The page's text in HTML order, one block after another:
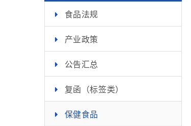
食品法规
产业政策
公告汇总
复函（标签类）
保健食品